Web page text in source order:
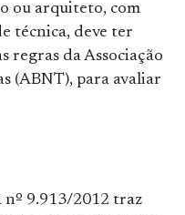
ou arquiteto, com
técnica, deve ter
regras da Associação
(ABNT), para avaliar
nº 9.913/2012 traz